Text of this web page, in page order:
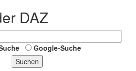
DAZ
Google-Suche
Suchen